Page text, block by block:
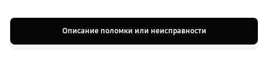
Описание поломки или неисправности